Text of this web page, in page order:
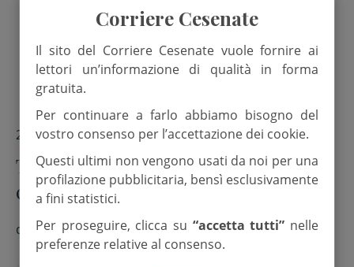
22 Luglio 2025
Torna il Trofeo Barbotto, una sfida
ciclistica tra sport e natura
di Red.
Corriere Cesenate
Il sito del Corriere Cesenate vuole fornire ai
lettori un’informazione di qualità in forma
gratuita.
Per continuare a farlo abbiamo bisogno del
vostro consenso per l’accettazione dei cookie.
Questi ultimi non vengono usati da noi per una
profilazione pubblicitaria, bensì esclusivamente
a fini statistici.
Per proseguire, clicca su “accetta tutti” nelle
preferenze relative al consenso.